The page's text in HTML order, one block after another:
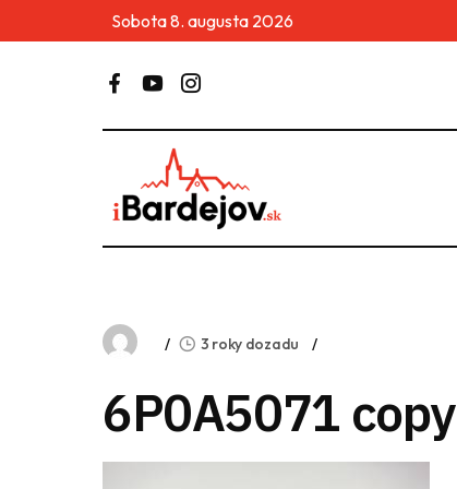
Sobota 8. augusta 2026
3 roky dozadu
6P0A5071 copy